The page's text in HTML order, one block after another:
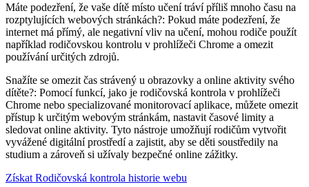
Máte podezření, že vaše dítě místo učení tráví příliš mnoho času na
rozptylujících webových stránkách?: Pokud máte podezření, že
internet má přímý, ale negativní vliv na učení, mohou rodiče použít
například rodičovskou kontrolu v prohlížeči Chrome a omezit
používání určitých zdrojů.
Snažíte se omezit čas strávený u obrazovky a online aktivity svého
dítěte?: Pomocí funkcí, jako je rodičovská kontrola v prohlížeči
Chrome nebo specializované monitorovací aplikace, můžete omezit
přístup k určitým webovým stránkám, nastavit časové limity a
sledovat online aktivity. Tyto nástroje umožňují rodičům vytvořit
vyvážené digitální prostředí a zajistit, aby se děti soustředily na
studium a zároveň si užívaly bezpečné online zážitky.
Získat Rodičovská kontrola historie webu